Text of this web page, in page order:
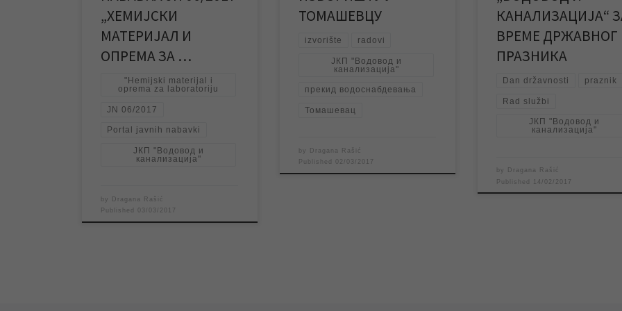
погледати […]
„ХЕМИЈСКИ
МАТЕРИЈАЛ И
ОПРЕМА ЗА …
"Hemijski materijal i
oprema za laboratoriju
JN 06/2017
Portal javnih nabavki
ЈКП "Водовод и
канализација"
by
Dragana Rašić
Published
03/03/2017
становницима насељеног […]
ТОМАШЕВЦУ
izvorište radovi
ЈКП "Водовод и
канализација"
прекид водоснабдевања
Томашевац
by
Dragana Rašić
Published
02/03/2017
је у петак […]
КАНАЛИЗАЦИЈА“
ВРЕМЕ ДРЖАВНОГ
ПРАЗНИКА
Dan državnosti praznik
Rad službi
ЈКП "Водовод и
канализација"
by
Dragana Rašić
Published
14/02/2017